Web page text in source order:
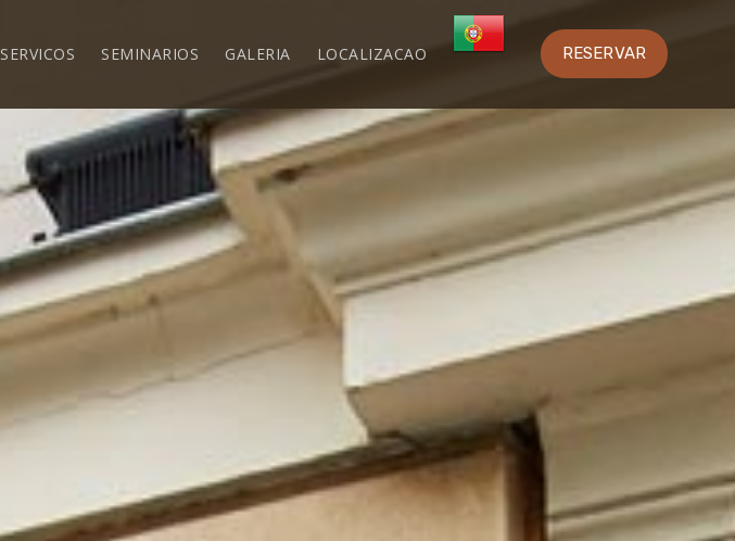
RESERVAR
SERVICOS SEMINARIOS GALERIA LOCALIZACAO